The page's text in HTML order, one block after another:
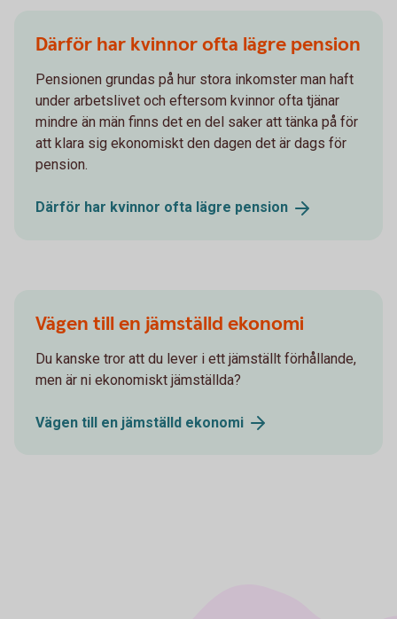
Därför har kvinnor ofta lägre pension
Pensionen grundas på hur stora inkomster man haft
under arbetslivet och eftersom kvinnor ofta tjänar
mindre än män finns det en del saker att tänka på för
att klara sig ekonomiskt den dagen det är dags för
pension.
Därför har kvinnor ofta lägre pension
Vägen till en jämställd ekonomi
Du kanske tror att du lever i ett jämställt förhållande,
men är ni ekonomiskt jämställda?
Vägen till en jämställd ekonomi